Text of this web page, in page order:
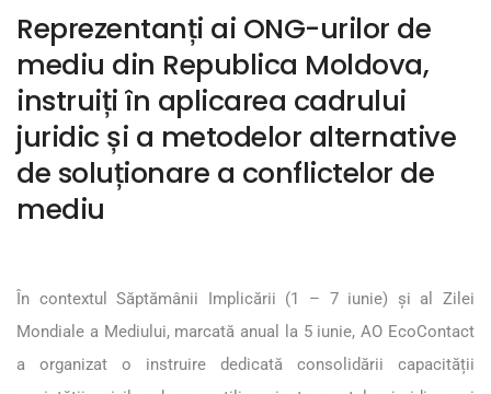
Reprezentanți ai ONG-urilor de
mediu din Republica Moldova,
instruiți în aplicarea cadrului
juridic și a metodelor alternative
de soluționare a conflictelor de
mediu
În contextul Săptămânii Implicării (1 – 7 iunie) și al Zilei
Mondiale a Mediului, marcată anual la 5 iunie, AO EcoContact
a organizat o instruire dedicată consolidării capacității